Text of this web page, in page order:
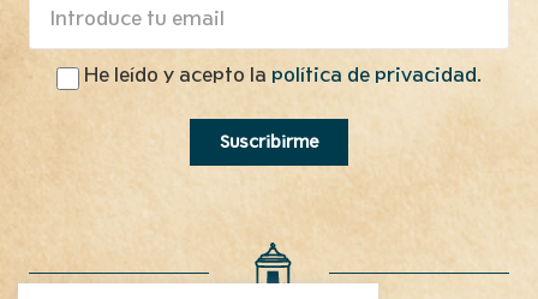
He leído y acepto la política de privacidad.